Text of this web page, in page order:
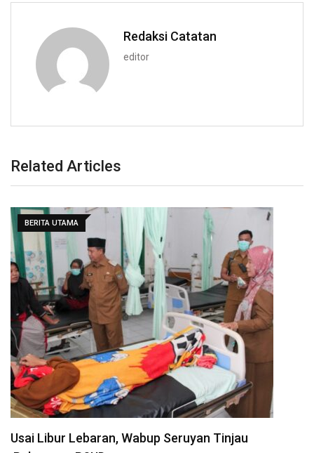
Redaksi Catatan
editor
Related Articles
BERITA UTAMA
Usai Libur Lebaran, Wabup Seruyan Tinjau